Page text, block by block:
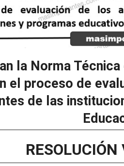
la Norma
el proceso de
de las